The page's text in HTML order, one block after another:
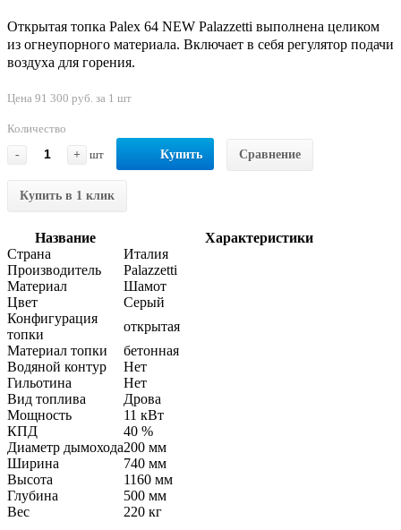
Открытая топка Palex 64 NEW Palazzetti выполнена целиком
из огнеупорного материала. Включает в себя регулятор подачи
воздуха для горения.
Цена 91 300 руб. за 1 шт
Количество
-
+ шт Купить Сравнение
Купить в 1 клик
Название
Характеристики
Страна
Италия
Производитель
Palazzetti
Материал
Шамот
Цвет
Серый
Конфигурация
топки
открытая
Материал топки
бетонная
Водяной контур
Нет
Гильотина
Нет
Вид топлива
Дрова
Мощность
11 кВт
КПД
40 %
Диаметр дымохода200 мм
Ширина
740 мм
Высота
1160 мм
Глубина
500 мм
Вес
220 кг